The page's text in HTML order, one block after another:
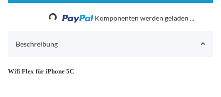
Loading... Komponenten werden geladen ...
Beschreibung
Wifi Flex für iPhone 5C